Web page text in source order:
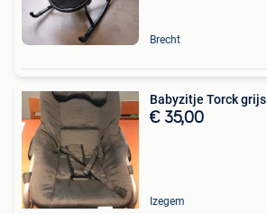
Brecht
Babyzitje Torck grijs
€ 35,00
Izegem